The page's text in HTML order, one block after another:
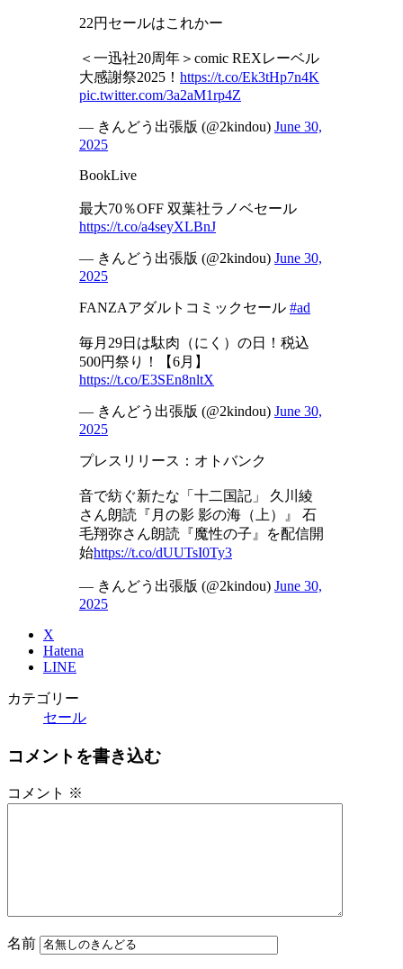
22円セールはこれかー
＜一迅社20周年＞comic REXレーベル
大感謝祭2025！ https://t.co/Ek3tHp7n4K
pic.twitter.com/3a2aM1rp4Z
— きんどう出張版 (@2kindou) June 30,
2025
BookLive
最大70％OFF 双葉社ラノベセール
https://t.co/a4seyXLBnJ
— きんどう出張版 (@2kindou) June 30,
2025
FANZAアダルトコミックセール #ad
毎月29日は駄肉（にく）の日！税込
500円祭り！【6月】
https://t.co/E3SEn8nltX
— きんどう出張版 (@2kindou) June 30,
2025
プレスリリース：オトバンク
音で紡ぐ新たな「十二国記」 久川綾
さん朗読『月の影 影の海（上）』 石
毛翔弥さん朗読『魔性の子』を配信開
始https://t.co/dUUTsI0Ty3
— きんどう出張版 (@2kindou) June 30,
2025
X
Hatena
LINE
カテゴリー
セール
コメントを書き込む
コメント ※
名前